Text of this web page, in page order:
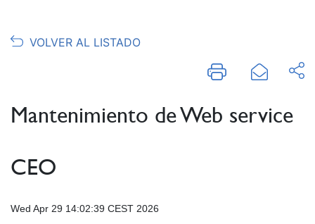
VOLVER AL LISTADO
Mantenimiento de Web service
CEO
Wed Apr 29 14:02:39 CEST 2026